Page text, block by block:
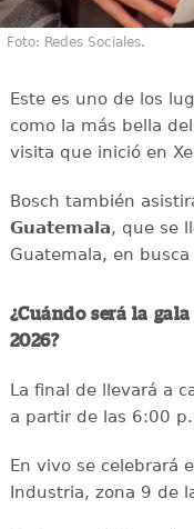
Foto: Redes Sociales.
Este es uno de los
como la más bella
visita que inició en
Bosch también
Guatemala, que se
Guatemala, en
¿Cuándo será la
2026?
La final de llevará a
a partir de las 6:00
En vivo se celebrará
Industria, zona 9 de